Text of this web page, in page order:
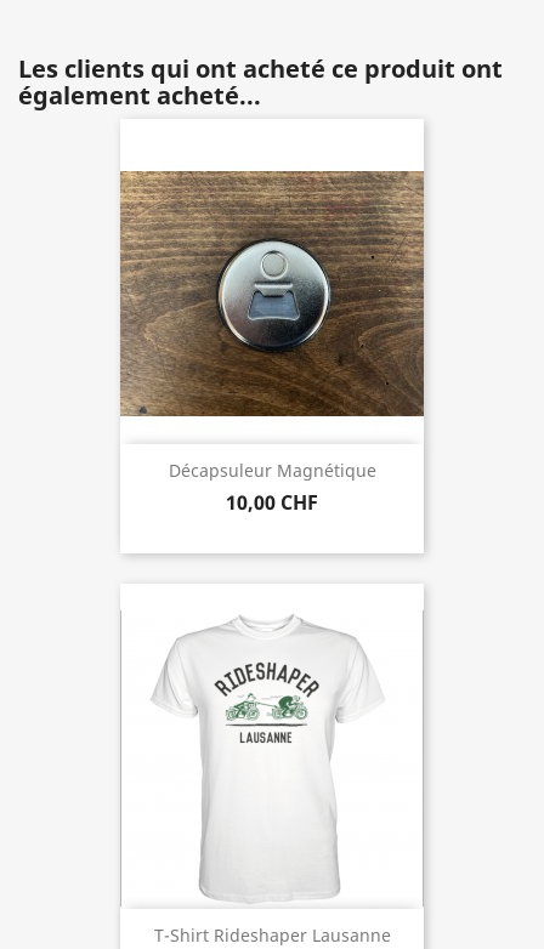
Les clients qui ont acheté ce produit ont
également acheté...
Décapsuleur Magnétique
10,00 CHF
T-Shirt Rideshaper Lausanne